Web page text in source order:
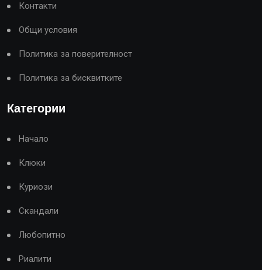
Контакти
Общи условия
Политика за поверителност
Политика за бисквитките
Категории
Начало
Клюки
Куриози
Скандали
Любопитно
Риалити